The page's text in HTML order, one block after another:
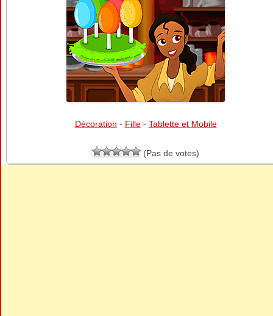
Décoration - Fille- Tablette et Mobile
(Pas de votes)